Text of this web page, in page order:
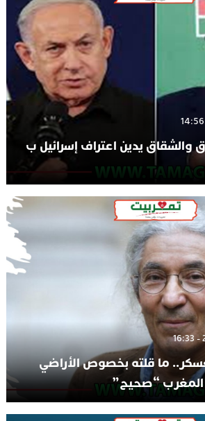
والشقاق يدين اعتراف إسرائيل ب
ما قلته بخصوص الأراضي
“صحيح”